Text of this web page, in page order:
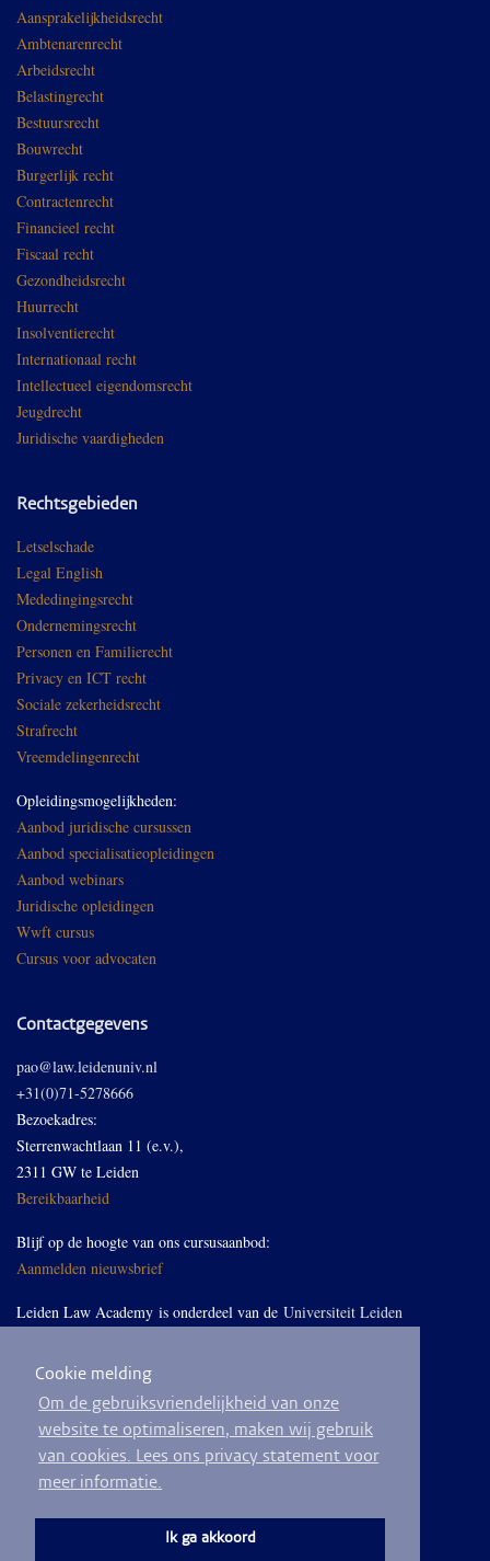
Cookie melding
Om de gebruiksvriendelijkheid van onze
website te optimaliseren, maken wij gebruik
van cookies. Lees ons privacy statement voor
meer informatie.
Ik ga akkoord
Aansprakelijkheidsrecht
Ambtenarenrecht
Arbeidsrecht
Belastingrecht
Bestuursrecht
Bouwrecht
Burgerlijk recht
Contractenrecht
Financieel recht
Fiscaal recht
Gezondheidsrecht
Huurrecht
Insolventierecht
Internationaal recht
Intellectueel eigendomsrecht
Jeugdrecht
Juridische vaardigheden
Rechtsgebieden
Letselschade
Legal English
Mededingingsrecht
Ondernemingsrecht
Personen en Familierecht
Privacy en ICT recht
Sociale zekerheidsrecht
Strafrecht
Vreemdelingenrecht
Opleidingsmogelijkheden:
Aanbod juridische cursussen
Aanbod specialisatieopleidingen
Aanbod webinars
Juridische opleidingen
Wwft cursus
Cursus voor advocaten
Contactgegevens
pao@law.leidenuniv.nl
+31(0)71-5278666
Bezoekadres:
Sterrenwachtlaan 11 (e.v.),
2311 GW te Leiden
Bereikbaarheid
Blijf op de hoogte van ons cursusaanbod:
Aanmelden nieuwsbrief
Leiden Law Academy is onderdeel van de Universiteit Leiden
Volg ons op LinkedIn
© 2026
Privacyverklaring
Algemene voorwaarden
Sitemap